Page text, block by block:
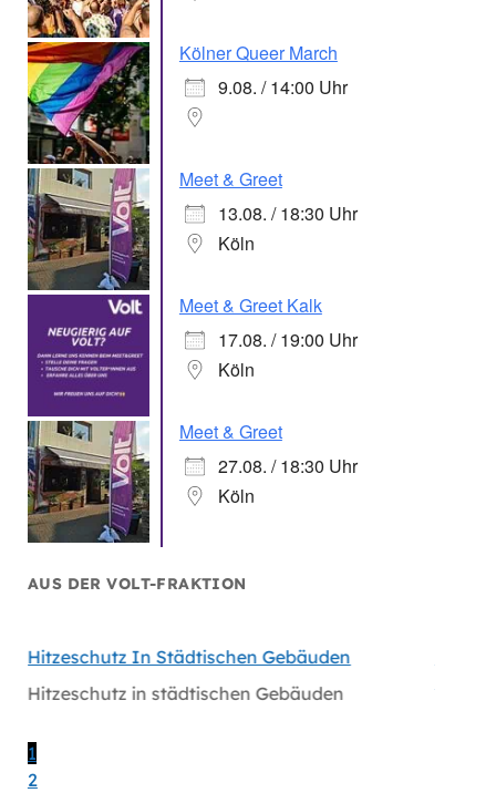
Kölner Queer March
9.08. / 14:00 Uhr
Meet & Greet
13.08. / 18:30 Uhr
Köln
Meet & Greet Kalk
17.08. / 19:00 Uhr
Köln
Meet & Greet
27.08. / 18:30 Uhr
Köln
AUS DER VOLT-FRAKTION
Hitzeschutz In Städtischen Gebäuden
Hitzeschutz in städtischen Gebäuden
1
2